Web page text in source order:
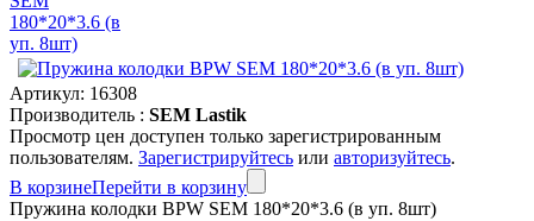
Артикул: 16308
Производитель : SEM Lastik
Просмотр цен доступен только зарегистрированным
пользователям. Зарегистрируйтесь или авторизуйтесь.
В корзинеПерейти в корзину
Пружина колодки BPW SEM 180*20*3.6 (в уп. 8шт)